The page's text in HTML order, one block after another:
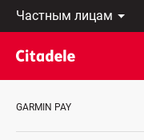
Частным
лицам
Предприятиям
Private
Banking
банке
ru
Latviski
По-
русски
In
GARMIN PAY